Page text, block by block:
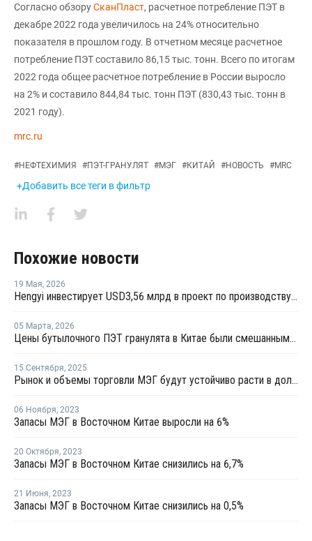
Согласно обзоруСканПласт, расчетное потребление ПЭТ в
декабре 2022 года увеличилось на 24% относительно
показателя в прошлом году. В отчетном месяце расчетное
потребление ПЭТ составило 86,15 тыс. тонн. Всего по итогам
2022 года общее расчетное потребление в России выросло
на 2% и составило 844,84 тыс. тонн ПЭТ (830,43 тыс. тонн в
2021 году).
mrc.ru
#НЕФТЕХИМИЯ #ПЭТ-ГРАНУЛЯТ #МЭГ #КИТАЙ #НОВОСТЬ #MRC
+Добавить все теги в фильтр
Похожие новости
19 Мая, 2026
Hengyi инвестирует USD3,56 млрд в проект по производству МЭГ из угля в Китае
05 Марта, 2026
Цены бутылочного ПЭТ гранулята в Китае были смешанными в феврале
15 Сентября, 2025
Рынок и объемы торговли МЭГ будут устойчиво расти в долгосрочной перспективе
06 Ноября, 2023
Запасы МЭГ в Восточном Китае выросли на 6%
20 Октября, 2023
Запасы МЭГ в Восточном Китае снизились на 6,7%
21 Июня, 2023
Запасы МЭГ в Восточном Китае снизились на 0,5%